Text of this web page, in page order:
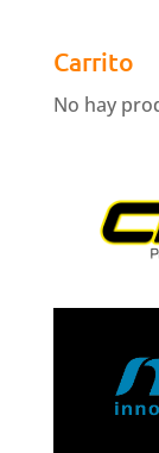
Carrito
No hay